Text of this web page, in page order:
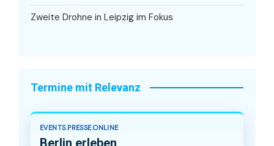
Zweite Drohne in Leipzig im Fokus
Termine mit Relevanz
EVENTS.PRESSE.ONLINE
Berlin erleben